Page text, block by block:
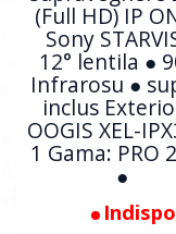
(Full HD) IP
Sony
12° lentila ●
Infrarosu ●
inclus
OOGIS XEL-
1 Gama: PRO
●